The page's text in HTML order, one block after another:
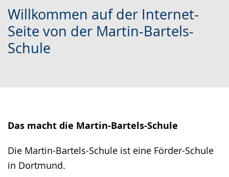
Leichten
Sprache
wechseln.
Audio-
Unterstützung.
Video
in
Deutscher
angezeigt.
Willkommen auf der Internet-
Seite von der Martin-Bartels-
Schule
Das macht die Martin-Bartels-Schule
Die Martin-Bartels-Schule ist eine Förder-Schule
​​​​​​​in Dortmund.